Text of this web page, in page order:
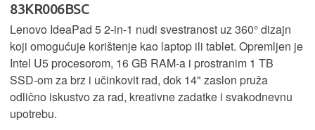
83KR006BSC
Lenovo IdeaPad 5 2‑in‑1 nudi svestranost uz 360° dizajn
koji omogućuje korištenje kao laptop ili tablet. Opremljen je
Intel U5 procesorom, 16 GB RAM-a i prostranim 1 TB
SSD‑om za brz i učinkovit rad, dok 14" zaslon pruža
odlično iskustvo za rad, kreativne zadatke i svakodnevnu
upotrebu.